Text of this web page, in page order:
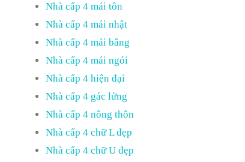
Nhà cấp 4 mái tôn
Nhà cấp 4 mái nhật
Nhà cấp 4 mái bằng
Nhà cấp 4 mái ngói
Nhà cấp 4 hiện đại
Nhà cấp 4 gác lửng
Nhà cấp 4 nông thôn
Nhà cấp 4 chữ L đẹp
Nhà cấp 4 chữ U đẹp